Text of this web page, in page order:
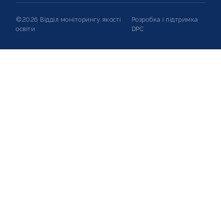
©2026 Відділ моніторингу якості
освіти
Розробка і підтримка
DPC